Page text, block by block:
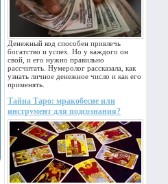
Денежный код способен привлечь
богатство и успех. Но у каждого он
свой, и его нужно правильно
рассчитать. Нумеролог рассказала, как
узнать личное денежное число и как его
применять.
Тайна Таро: мракобесие или
инструмент для подсознания?